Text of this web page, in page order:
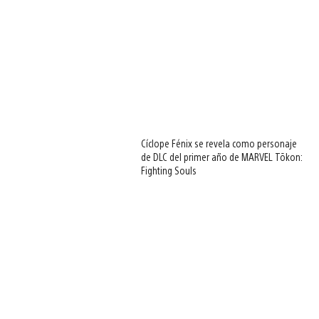
Cíclope Fénix se revela como personaje
de DLC del primer año de MARVEL Tōkon:
Fighting Souls